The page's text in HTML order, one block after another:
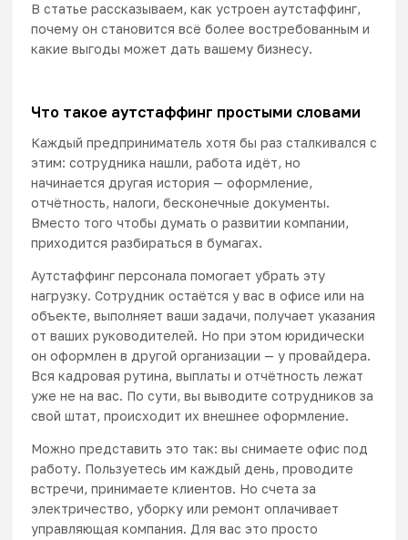
В статье рассказываем, как устроен аутстаффинг,
почему он становится всё более востребованным и
какие выгоды может дать вашему бизнесу.
Что такое аутстаффинг простыми словами
Каждый предприниматель хотя бы раз сталкивался с
этим: сотрудника нашли, работа идёт, но
начинается другая история — оформление,
отчётность, налоги, бесконечные документы.
Вместо того чтобы думать о развитии компании,
приходится разбираться в бумагах.
Аутстаффинг персонала помогает убрать эту
нагрузку. Сотрудник остаётся у вас в офисе или на
объекте, выполняет ваши задачи, получает указания
от ваших руководителей. Но при этом юридически
он оформлен в другой организации — у провайдера.
Вся кадровая рутина, выплаты и отчётность лежат
уже не на вас. По сути, вы выводите сотрудников за
свой штат, происходит их внешнее оформление.
Можно представить это так: вы снимаете офис под
работу. Пользуетесь им каждый день, проводите
встречи, принимаете клиентов. Но счета за
электричество, уборку или ремонт оплачивает
управляющая компания. Для вас это просто